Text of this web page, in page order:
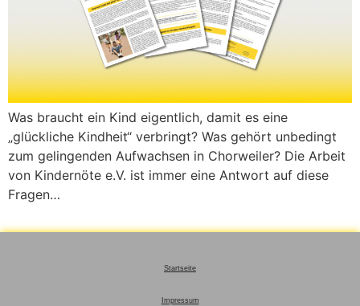
Was braucht ein Kind eigentlich, damit es eine
„glückliche Kindheit“ verbringt? Was gehört unbedingt
zum gelingenden Aufwachsen in Chorweiler? Die Arbeit
von Kindernöte e.V. ist immer eine Antwort auf diese
Fragen…
Startseite
Impressum